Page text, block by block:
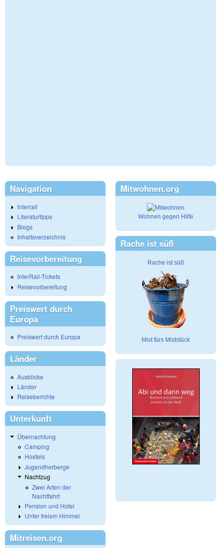
Navigation
Interrail
Literaturtipps
Blogs
Inhaltsverzeichnis
Reisevorbereitung
InterRail-Tickets
Reisevorbereitung
Preiswert durch
Europa
Preiswert durch Europa
Länder
Ausblicke
Länder
Reiseberichte
Unterkunft
Übernachtung
Camping
Hostels
Jugendherberge
Nachtzug
Zwei Arten der
Nachtfahrt
Pension und Hotel
Unter freiem Himmel
Mitreisen.org
Mitwohnen.org
Wohnen gegen Hilfe
Rache ist süß
Rache ist süß
Mist fürs Miststück